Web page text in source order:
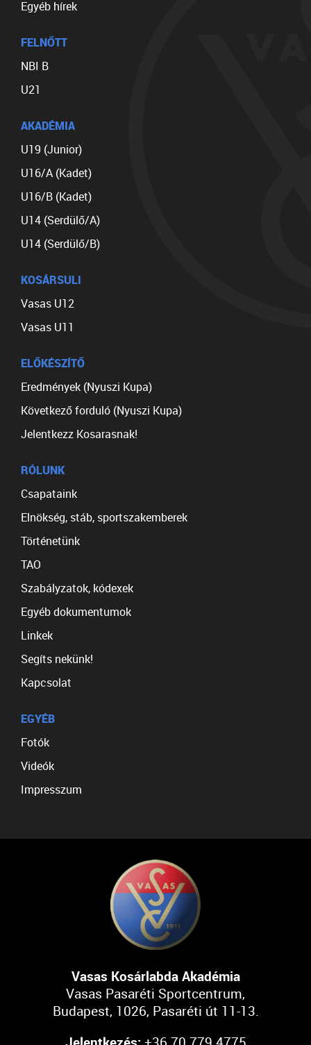
Egyéb hírek
FELNŐTT
NBI B
U21
AKADÉMIA
U19 (Junior)
U16/A (Kadet)
U16/B (Kadet)
U14 (Serdülő/A)
U14 (Serdülő/B)
KOSÁRSULI
Vasas U12
Vasas U11
ELŐKÉSZÍTŐ
Eredmények (Nyuszi Kupa)
Következő forduló (Nyuszi Kupa)
Jelentkezz Kosarasnak!
RÓLUNK
Csapataink
Elnökség, stáb, sportszakemberek
Történetünk
TAO
Szabályzatok, kódexek
Egyéb dokumentumok
Linkek
Segíts nekünk!
Kapcsolat
EGYÉB
Fotók
Videók
Impresszum
Vasas Kosárlabda Akadémia
Vasas Pasaréti Sportcentrum,
Budapest, 1026, Pasaréti út 11-13.